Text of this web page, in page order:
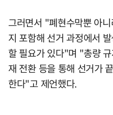
그러면서 "폐현수막뿐 아
지 포함해 선거 과정에서
할 필요가 있다"며 "총량
재 전환 등을 통해 선거가
한다"고 제언했다.